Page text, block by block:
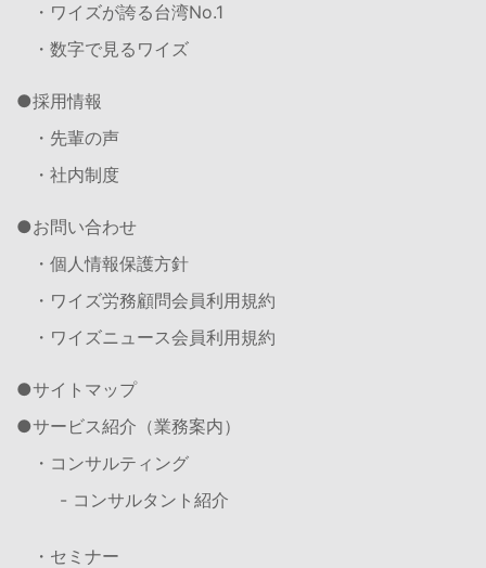
・ワイズが誇る台湾No.1
・数字で見るワイズ
採用情報
・先輩の声
・社内制度
お問い合わせ
・個人情報保護方針
・ワイズ労務顧問会員利用規約
・ワイズニュース会員利用規約
サイトマップ
サービス紹介（業務案内）
・コンサルティング
- コンサルタント紹介
・セミナー